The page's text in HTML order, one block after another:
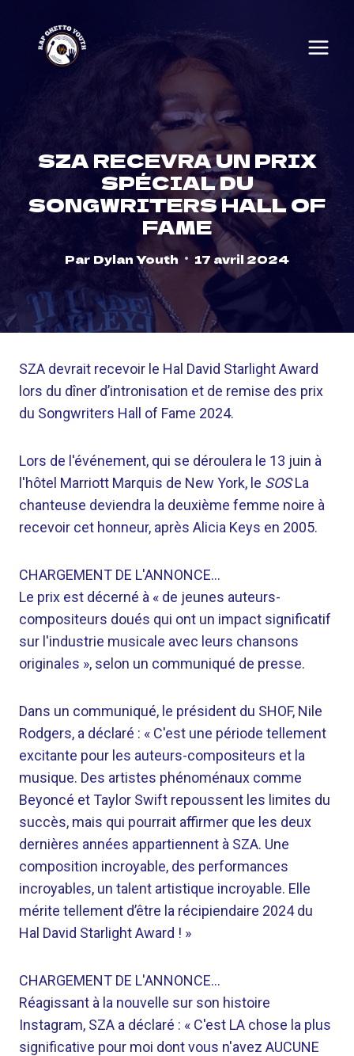
content
SZA RECEVRA UN PRIX
SPÉCIAL DU
SONGWRITERS HALL OF
FAME
Par Dylan Youth 17 avril 2024
SZA devrait recevoir le Hal David Starlight Award
lors du dîner d’intronisation et de remise des prix
du Songwriters Hall of Fame 2024.
Lors de l'événement, qui se déroulera le 13 juin à
l'hôtel Marriott Marquis de New York, le SOSLa
chanteuse deviendra la deuxième femme noire à
recevoir cet honneur, après Alicia Keys en 2005.
CHARGEMENT DE L'ANNONCE…
Le prix est décerné à « de jeunes auteurs-
compositeurs doués qui ont un impact significatif
sur l'industrie musicale avec leurs chansons
originales », selon un communiqué de presse.
Dans un communiqué, le président du SHOF, Nile
Rodgers, a déclaré : « C'est une période tellement
excitante pour les auteurs-compositeurs et la
musique. Des artistes phénoménaux comme
Beyoncé et Taylor Swift repoussent les limites du
succès, mais qui pourrait affirmer que les deux
dernières années appartiennent à SZA. Une
composition incroyable, des performances
incroyables, un talent artistique incroyable. Elle
mérite tellement d’être la récipiendaire 2024 du
Hal David Starlight Award ! »
CHARGEMENT DE L'ANNONCE…
Réagissant à la nouvelle sur son histoire
Instagram, SZA a déclaré : « C'est LA chose la plus
significative pour moi dont vous n'avez AUCUNE